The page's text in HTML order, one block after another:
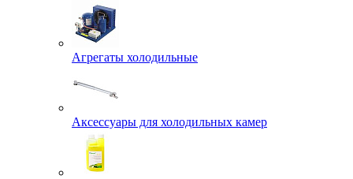
Агрегаты холодильные
Аксессуары для холодильных камер